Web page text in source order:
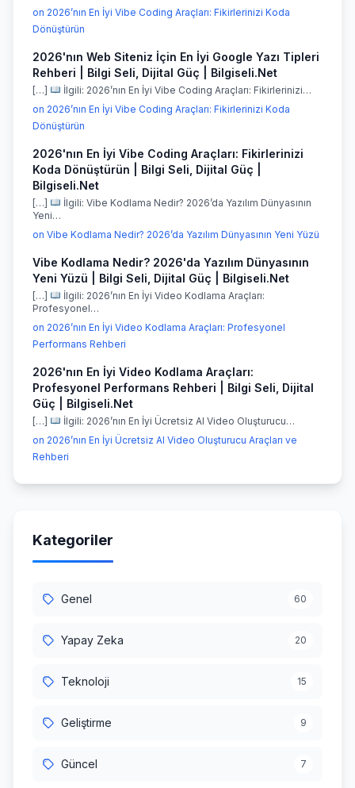
on 2026’nın En İyi Vibe Coding Araçları: Fikirlerinizi Koda
Dönüştürün
2026'nın Web Siteniz İçin En İyi Google Yazı Tipleri
Rehberi | Bilgi Seli, Dijital Güç | Bilgiseli.Net
[…]
İlgili: 2026’nın En İyi Vibe Coding Araçları: Fikirlerinizi…
on 2026’nın En İyi Vibe Coding Araçları: Fikirlerinizi Koda
Dönüştürün
2026'nın En İyi Vibe Coding Araçları: Fikirlerinizi
Koda Dönüştürün | Bilgi Seli, Dijital Güç |
Bilgiseli.Net
[…]
İlgili: Vibe Kodlama Nedir? 2026’da Yazılım Dünyasının
Yeni…
on Vibe Kodlama Nedir? 2026’da Yazılım Dünyasının Yeni Yüzü
Vibe Kodlama Nedir? 2026'da Yazılım Dünyasının
Yeni Yüzü | Bilgi Seli, Dijital Güç | Bilgiseli.Net
[…]
İlgili: 2026’nın En İyi Video Kodlama Araçları:
Profesyonel…
on 2026’nın En İyi Video Kodlama Araçları: Profesyonel
Performans Rehberi
2026'nın En İyi Video Kodlama Araçları:
Profesyonel Performans Rehberi | Bilgi Seli, Dijital
Güç | Bilgiseli.Net
[…]
İlgili: 2026’nın En İyi Ücretsiz AI Video Oluşturucu…
on 2026’nın En İyi Ücretsiz AI Video Oluşturucu Araçları ve
Rehberi
Kategoriler
Genel 60
Yapay Zeka 20
Teknoloji 15
Geliştirme 9
Güncel 7